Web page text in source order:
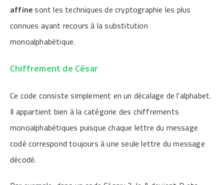
affinesont les techniques de cryptographie les plus
connues ayant recours à la substitution
monoalphabétique.
Chiffrement de César
Ce code consiste simplement en un décalage de l’alphabet.
Il appartient bien à la catégorie des chiffrements
monoalphabétiques puisque chaque lettre du message
codé correspond toujours à une seule lettre du message
décodé.